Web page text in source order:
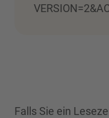
Falls Sie ein